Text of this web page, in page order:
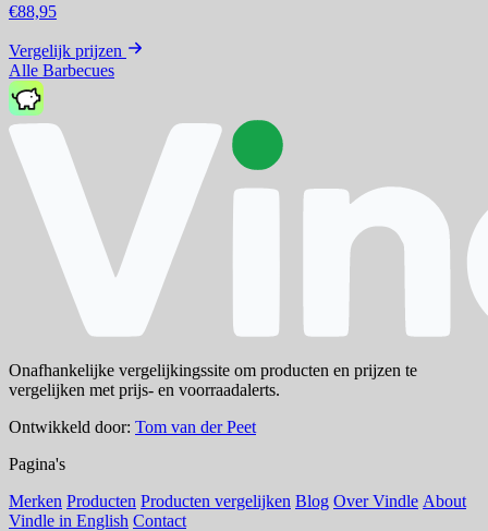
€88,95
Vergelijk prijzen
Alle Barbecues
Onafhankelijke vergelijkingssite om producten en prijzen te
vergelijken met prijs- en voorraadalerts.
Ontwikkeld door: Tom van der Peet
Pagina's
Merken Producten Producten vergelijken Blog Over Vindle About
Vindle in English Contact